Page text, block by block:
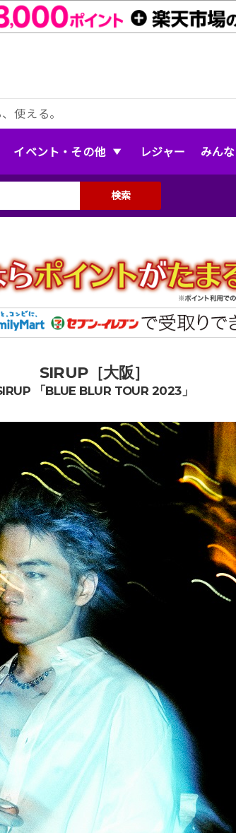
使える。
イベント・その他 レジャー みん
検索
SIRUP［大阪］
「BLUE BLUR TOUR 2023」